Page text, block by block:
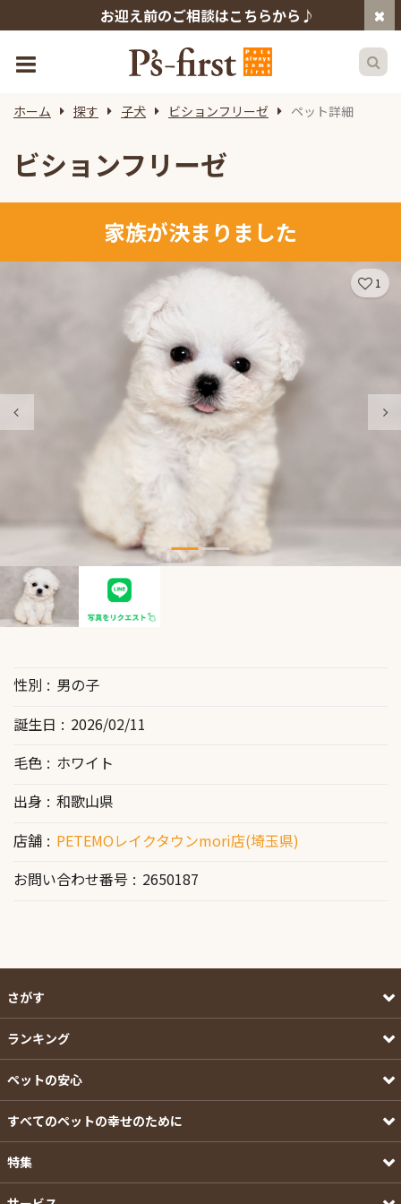
お迎え前のご相談はこちらから♪
ホーム 探す 子犬 ビションフリーゼ ペット詳細
ビションフリーゼ
家族が決まりました
1
性別
男の子
誕生日
2026/02/11
毛色
ホワイト
出身
和歌山県
店舗
PETEMOレイクタウンmori店(埼玉県)
お問い合わせ番号
2650187
さがす
ランキング
ペットの安心
すべてのペットの幸せのために
特集